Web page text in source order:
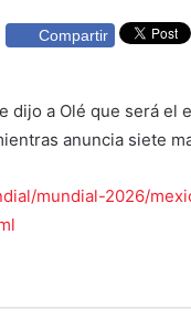
Compartir
dijo a Olé que será
anuncia siete
mundial-2026/